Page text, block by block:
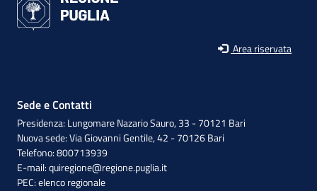
Area riservata
Sede e Contatti
Presidenza: Lungomare Nazario Sauro, 33 - 70121 Bari
Nuova sede: Via Giovanni Gentile, 42 - 70126 Bari
Telefono: 800713939
E-mail:quiregione@regione.puglia.it
PEC:elenco regionale